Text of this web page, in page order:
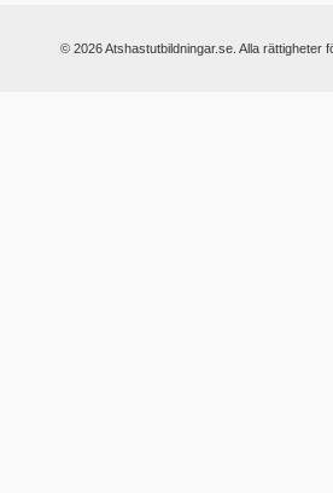
© 2026 Atshastutbildningar.se. Alla rättigheter